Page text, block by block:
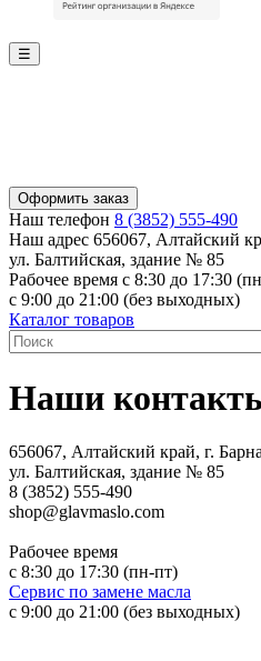
☰
Оформить заказ
Наш телефон 8 (3852) 555-490
Наш адрес 656067, Алтайский
ул. Балтийская, здание № 85
Рабочее время с 8:30 до 17:30
с 9:00 до 21:00 (без выходных)
Каталог товаров
Наши
656067, Алтайский край, г.
ул. Балтийская, здание № 85
8 (3852) 555-490
shop@glavmaslo.com
Рабочее время
с 8:30 до 17:30 (пн-пт)
Сервис по замене масла
с 9:00 до 21:00 (без выходных)